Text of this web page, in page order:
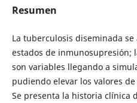
Resumen
La tuberculosis diseminada
estados de inmunosupresión;
son variables llegando a
pudiendo elevar los valores
Se presenta la historia clínica